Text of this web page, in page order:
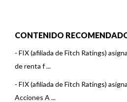
CONTENIDO
- FIX (afiliada de Fitch Ratings)
de renta f ...
- FIX (afiliada de Fitch Ratings)
Acciones A ...